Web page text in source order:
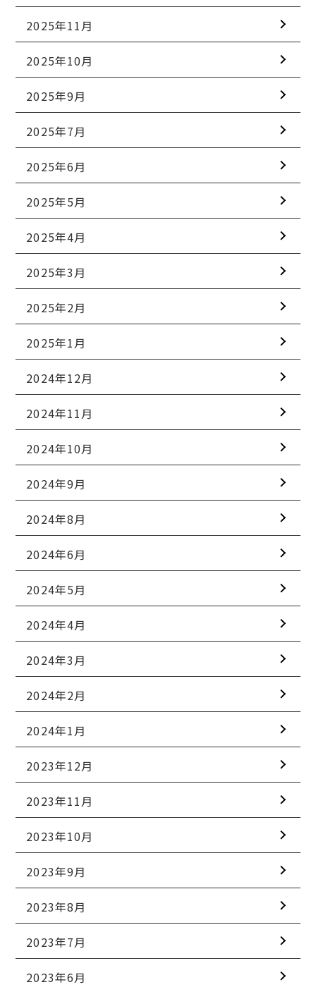
2025年11月
2025年10月
2025年9月
2025年7月
2025年6月
2025年5月
2025年4月
2025年3月
2025年2月
2025年1月
2024年12月
2024年11月
2024年10月
2024年9月
2024年8月
2024年6月
2024年5月
2024年4月
2024年3月
2024年2月
2024年1月
2023年12月
2023年11月
2023年10月
2023年9月
2023年8月
2023年7月
2023年6月